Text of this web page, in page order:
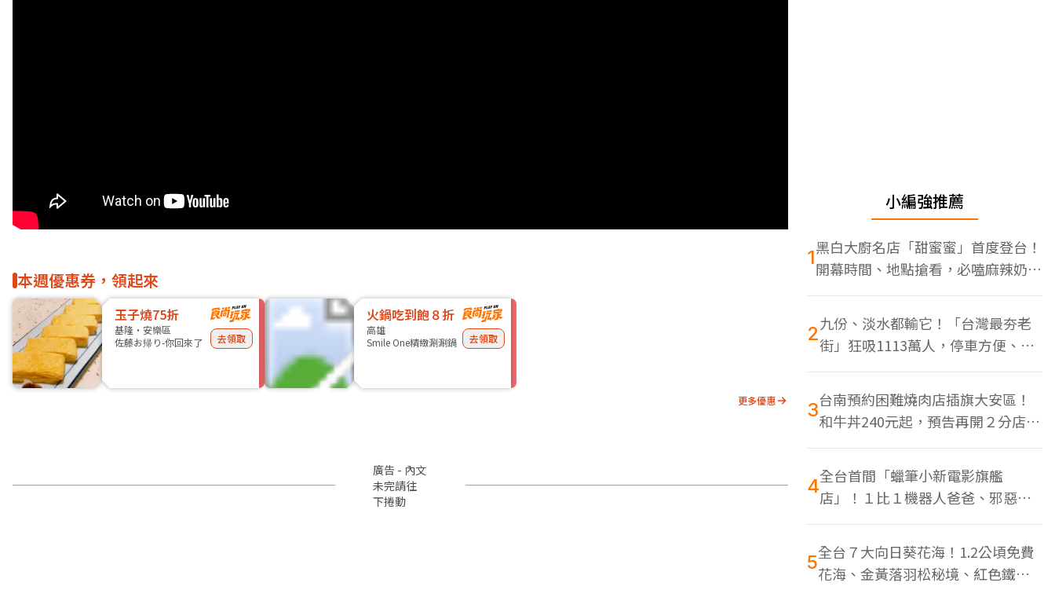
本週優惠券，領起來
玉子燒75折
基隆・安樂區
佐藤お帰り-你回來了
去領取
火鍋吃到飽８折
高雄
Smile One精緻涮涮鍋
去領取
更多優惠
廣告 - 內文
未完請往
下捲動
小編強推薦
1黑白大廚名店「甜蜜蜜」首度登台！
開幕時間、地點搶看，必嗑麻辣奶油
蝦
2九份、淡水都輸它！「台灣最夯老
街」狂吸1113萬人，停車方便、特
色美食多
3台南預約困難燒肉店插旗大安區！
和牛丼240元起，預告再開２分店、
地點曝光
4全台首間「蠟筆小新電影旗艦
店」！１比１機器人爸爸、邪惡正
男，百款周邊買翻
5全台７大向日葵花海！1.2公頃免費
花海、金黃落羽松秘境、紅色鐵橋